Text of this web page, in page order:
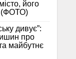
його
(ФОТО)
дивує”:
про
майбутнє